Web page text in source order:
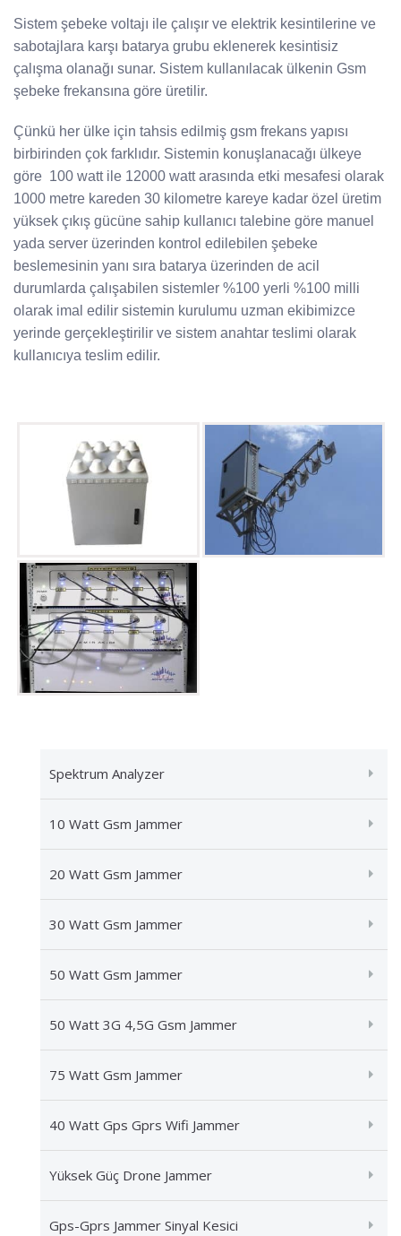
Sistem şebeke voltajı ile çalışır ve elektrik kesintilerine ve
sabotajlara karşı batarya grubu eklenerek kesintisiz
çalışma olanağı sunar. Sistem kullanılacak ülkenin Gsm
şebeke frekansına göre üretilir.
Çünkü her ülke için tahsis edilmiş gsm frekans yapısı
birbirinden çok farklıdır. Sistemin konuşlanacağı ülkeye
göre 100 watt ile 12000 watt arasında etki mesafesi olarak
1000 metre kareden 30 kilometre kareye kadar özel üretim
yüksek çıkış gücüne sahip kullanıcı talebine göre manuel
yada server üzerinden kontrol edilebilen şebeke
beslemesinin yanı sıra batarya üzerinden de acil
durumlarda çalışabilen sistemler %100 yerli %100 milli
olarak imal edilir sistemin kurulumu uzman ekibimizce
yerinde gerçekleştirilir ve sistem anahtar teslimi olarak
kullanıcıya teslim edilir.
Spektrum Analyzer
10 Watt Gsm Jammer
20 Watt Gsm Jammer
30 Watt Gsm Jammer
50 Watt Gsm Jammer
50 Watt 3G 4,5G Gsm Jammer
75 Watt Gsm Jammer
40 Watt Gps Gprs Wifi Jammer
Yüksek Güç Drone Jammer
Gps-Gprs Jammer Sinyal Kesici